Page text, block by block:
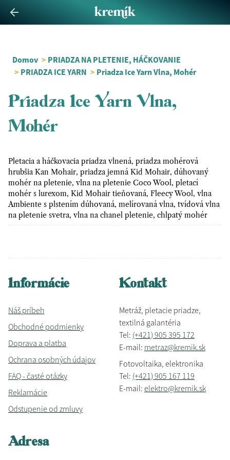
Domov > PRIADZA NA PLETENIE, HÁČKOVANIE
> PRIADZA ICE YARN > Priadza Ice Yarn Vlna, Mohér
Priadza Ice Yarn Vlna,
Mohér
Pletacia a háčkovacia priadza vlnená, priadza mohérová
hrubšia Kan Mohair, priadza jemná Kid Mohair, dúhovaný
mohér na pletenie, vlna na pletenie Coco Wool, pletací
mohér s lurexom, Kid Mohair tieňovaná, Fleecy Wool, vlna
Ambiente s plstením dúhovaná, melírovaná vlna, tvídová vlna
na pletenie svetra, vlna na chanel pletenie, chlpatý mohér
Informácie
Náš príbeh
Obchodné podmienky
Doprava a platba
Ochrana osobných údajov
FAQ - časté otázky
Reklamácie
Odstupenie od zmluvy
Kontakt
Metráž, pletacie priadze,
textilná galantéria
Tel: (+421) 905 395 172
E-mail: metraz@kremik.sk
Fotovoltaika, elektronika
Tel: (+421) 905 167 119
E-mail: elektro@kremik.sk
Adresa